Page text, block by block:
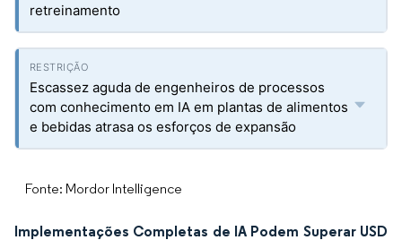
retreinamento
Escassez aguda de engenheiros de processos
com conhecimento em IA em plantas de alimentos
e bebidas atrasa os esforços de expansão
Fonte: Mordor Intelligence
Implementações Completas de IA Podem Superar USD